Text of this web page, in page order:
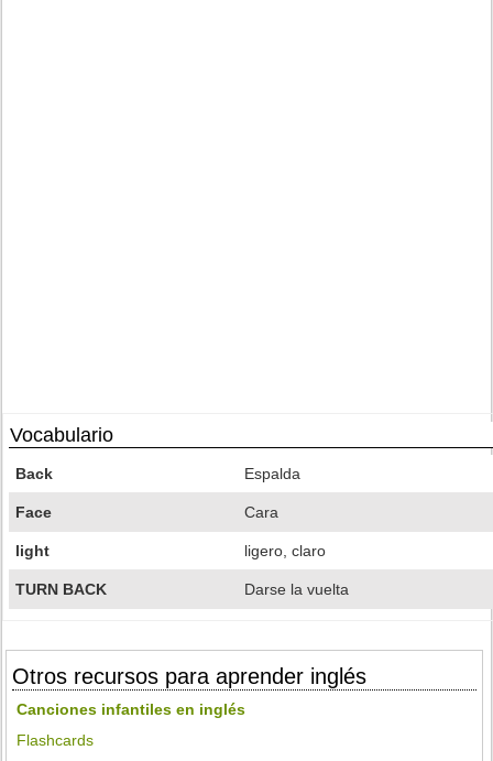
Vocabulario
Back Espalda
Face Cara
light ligero, claro
TURN BACK Darse la vuelta
Otros recursos para aprender inglés
Canciones infantiles en inglés
Flashcards